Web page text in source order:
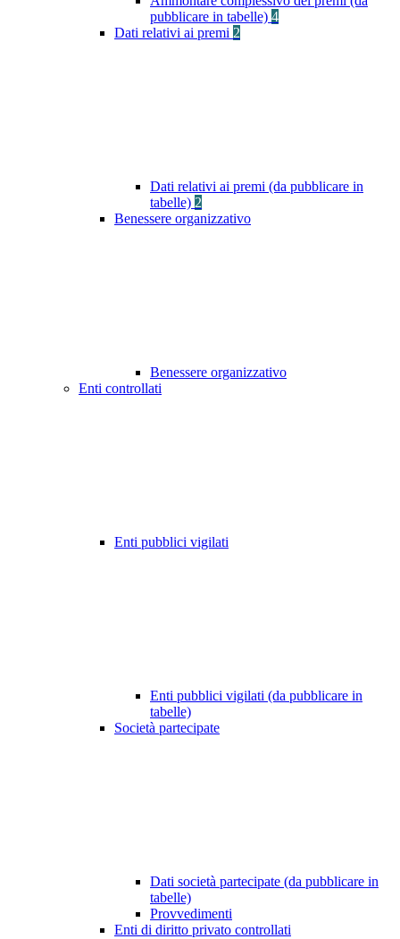
pubblicare in tabelle) 4
Dati relativi ai premi 2
Dati relativi ai premi (da pubblicare in
tabelle) 2
Benessere organizzativo
Benessere organizzativo
Enti controllati
Enti pubblici vigilati
Enti pubblici vigilati (da pubblicare in
tabelle)
Società partecipate
Dati società partecipate (da pubblicare in
tabelle)
Provvedimenti
Enti di diritto privato controllati